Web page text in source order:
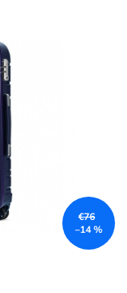
€76
–14 %